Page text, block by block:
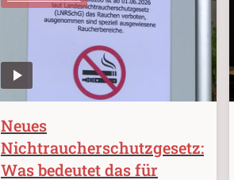
Neues
Nichtraucherschutzgesetz:
Was bedeutet das für